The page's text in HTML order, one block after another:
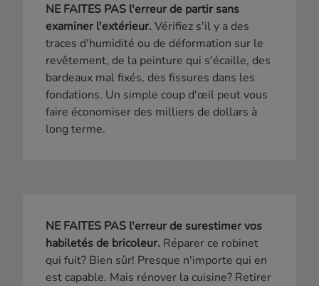
NE FAITES PAS l'erreur de partir sans
examiner l'extérieur.Vérifiez s'il y a des
traces d'humidité ou de déformation sur le
revêtement, de la peinture qui s'écaille, des
bardeaux mal fixés, des fissures dans les
fondations. Un simple coup d'œil peut vous
faire économiser des milliers de dollars à
long terme.
NE FAITES PAS l'erreur de surestimer vos
habiletés de bricoleur. Réparer ce robinet
qui fuit? Bien sûr! Presque n'importe qui en
est capable. Mais rénover la cuisine? Retirer